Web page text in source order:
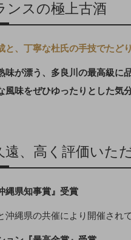
ンスの極上古酒
と、丁寧な杜氏の手技でたど
味が漂う、多良川の最高級に
風味をぜひゆったりとした気
遠、高く評価いた
縄県知事賞』受賞
沖縄県の共催により開催され